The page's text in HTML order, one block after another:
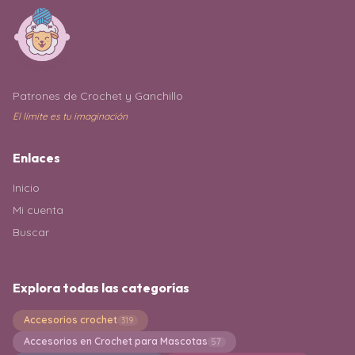
Patrones de Crochet y Ganchillo
El límite es tu imaginación
Enlaces
Inicio
Mi cuenta
Buscar
Explora todas las categorías
Accesorios crochet 319
Accesorios en Crochet para Mascotas 57